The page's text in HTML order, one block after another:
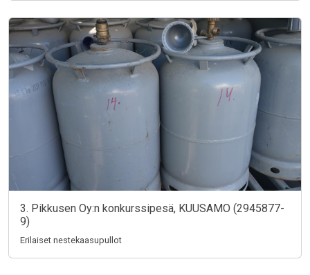
3. Pikkusen Oy:n konkurssipesä, KUUSAMO (2945877-
9)
Erilaiset nestekaasupullot